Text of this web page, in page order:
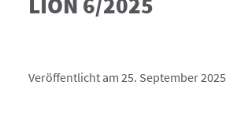
LION 6/2025
Veröffentlicht am 25. September 2025